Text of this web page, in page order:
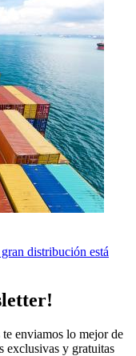
distribución está
te enviamos lo mejor de
exclusivas y gratuitas